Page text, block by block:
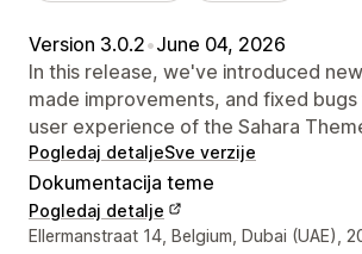
Version 3.0.2•June 04, 2026
In this release, we've introduced
made improvements, and fixed
user experience of the Sahara
Pogledaj detaljeSve verzije
Dokumentacija teme
Pogledaj detalje
Podaci za kontakt dizajnera
Ellermanstraat 14, Belgium, Dubai (UAE),